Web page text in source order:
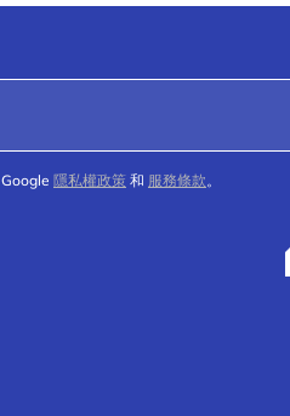
隱私權政策 和 服務條款。